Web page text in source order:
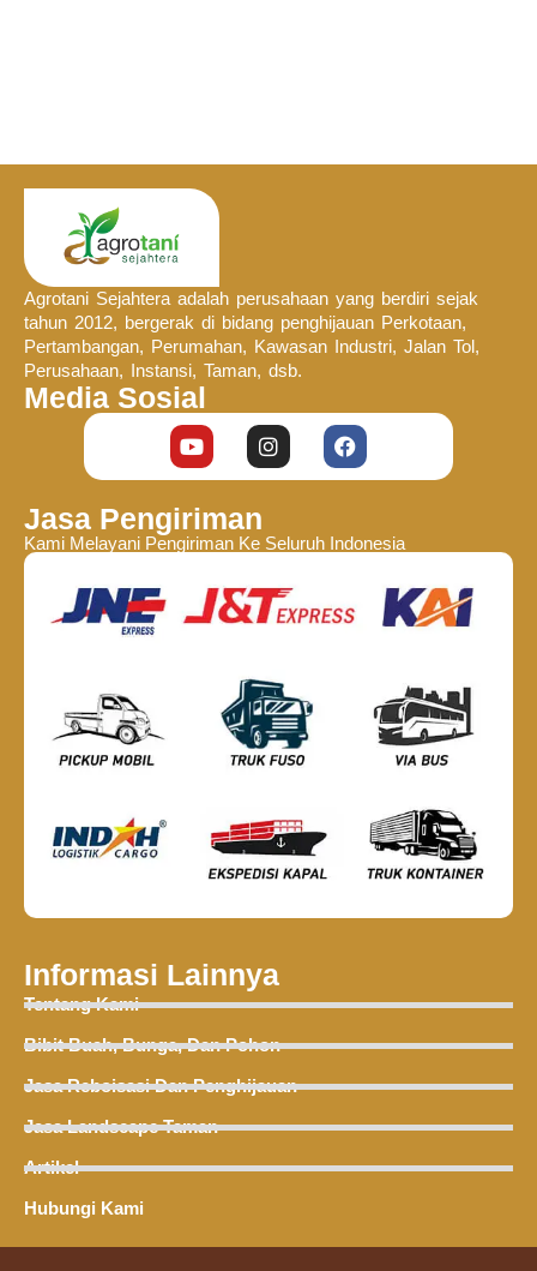
Agrotani Sejahtera adalah perusahaan yang berdiri sejak
tahun 2012, bergerak di bidang penghijauan Perkotaan,
Pertambangan, Perumahan, Kawasan Industri, Jalan Tol,
Perusahaan, Instansi, Taman, dsb.
Media Sosial
Jasa Pengiriman
Kami Melayani Pengiriman Ke Seluruh Indonesia
Informasi Lainnya
Tentang Kami
Bibit Buah, Bunga, Dan Pohon
Jasa Reboisasi Dan Penghijauan
Jasa Landscape Taman
Artikel
Hubungi Kami